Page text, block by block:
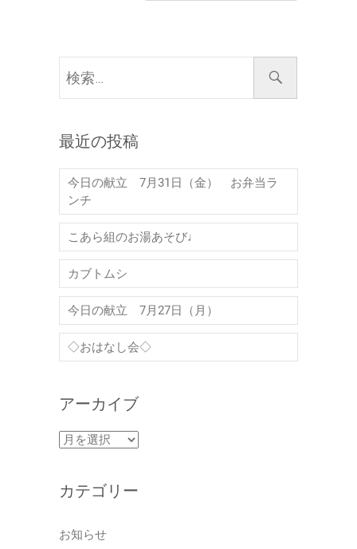
索…
最近の投稿
今日の献立 7月31日（金） お弁当ラ
ンチ
こあら組のお湯あそび♩
カブトムシ
今日の献立 7月27日（月）
◇おはなし会◇
アーカイブ
ア
イ
カテゴリー
お知らせ